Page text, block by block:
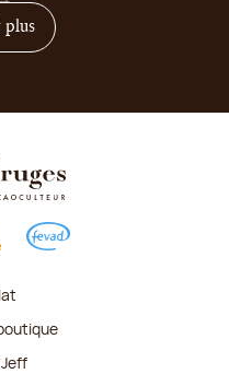
plussur comment devenir